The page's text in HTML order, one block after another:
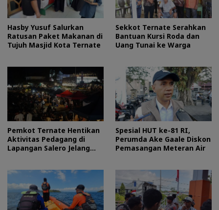
Hasby Yusuf Salurkan
Ratusan Paket Makanan di
Tujuh Masjid Kota Ternate
Sekkot Ternate Serahkan
Bantuan Kursi Roda dan
Uang Tunai ke Warga
Pemkot Ternate Hentikan
Aktivitas Pedagang di
Lapangan Salero Jelang
Spesial HUT ke-81 RI,
Perumda Ake Gaale Diskon
Pemasangan Meteran Air